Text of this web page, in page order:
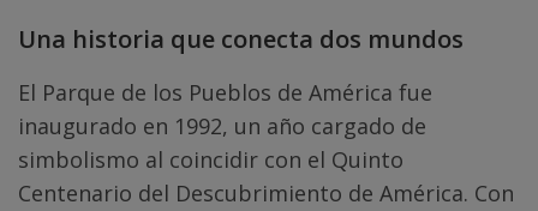
Una historia que conecta dos mundos
El Parque de los Pueblos de América fue
inaugurado en 1992, un año cargado de
simbolismo al coincidir con el Quinto
Centenario del Descubrimiento de América. Con